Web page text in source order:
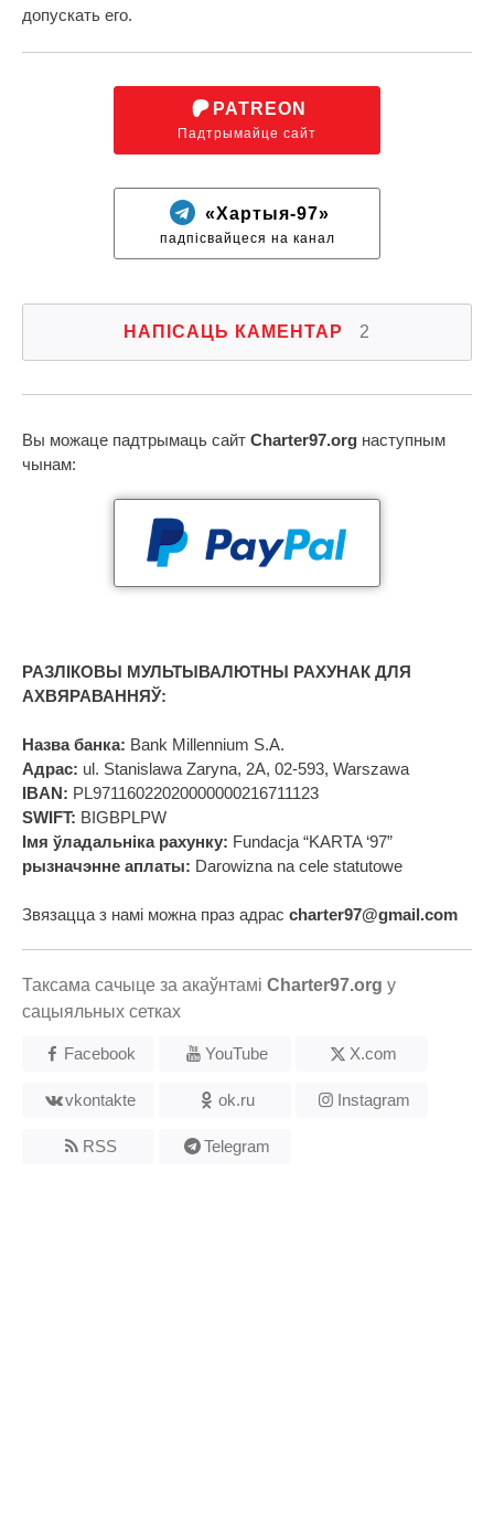
допускать его.
PATREON
Падтрымайце сайт
«Хартыя-97»
падпісвайцеся на канал
НАПІСАЦЬ КАМЕНТАР 2
Вы можаце падтрымаць сайт Charter97.org наступным
чынам:
РАЗЛІКОВЫ МУЛЬТЫВАЛЮТНЫ РАХУНАК ДЛЯ
АХВЯРАВАННЯЎ:
Назва банка: Bank Millennium S.A.
Адрас: ul. Stanislawa Zaryna, 2A, 02-593, Warszawa
IBAN: PL97116022020000000216711123
SWIFT: BIGBPLPW
Імя ўладальніка рахунку: Fundacja “KARTA ‘97”
рызначэнне аплаты: Darowizna na cele statutowe
Звязацца з намі можна праз адрас charter97@gmail.com
Таксама сачыце за акаўнтамі Charter97.org у
сацыяльных сетках
Facebook YouTube X.com
vkontakte ok.ru Instagram
RSS Telegram